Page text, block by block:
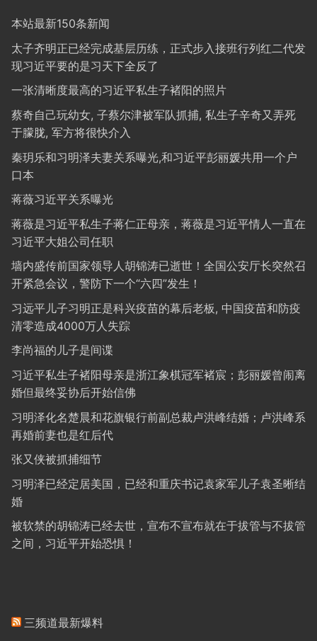
本站最新150条新闻
太子齐明正已经完成基层历练，正式步入接班行列红二代发
现习近平要的是习天下全反了
一张清晰度最高的习近平私生子褚阳的照片
蔡奇自己玩幼女, 子蔡尔津被军队抓捕, 私生子辛奇又弄死
于朦胧, 军方将很快介入
秦玥乐和习明泽夫妻关系曝光,和习近平彭丽媛共用一个户
口本
蒋薇习近平关系曝光
蒋薇是习近平私生子蒋仁正母亲，蒋薇是习近平情人一直在
习近平大姐公司任职
墙内盛传前国家领导人胡锦涛已逝世！全国公安厅长突然召
开紧急会议，警防下一个“六四”发生！
习远平儿子习明正是科兴疫苗的幕后老板, 中国疫苗和防疫
清零造成4000万人失踪
李尚福的儿子是间谍
习近平私生子褚阳母亲是浙江象棋冠军褚宸；彭丽媛曾闹离
婚但最终妥协后开始信佛
习明泽化名楚晨和花旗银行前副总裁卢洪峰结婚；卢洪峰系
再婚前妻也是红后代
张又侠被抓捕细节
习明泽已经定居美国，已经和重庆书记袁家军儿子袁圣晰结
婚
被软禁的胡锦涛已经去世，宣布不宣布就在于拔管与不拔管
之间，习近平开始恐惧！
三频道最新爆料